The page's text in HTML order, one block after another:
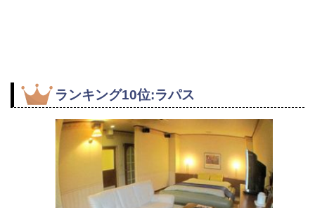
ランキング10位:ラパス